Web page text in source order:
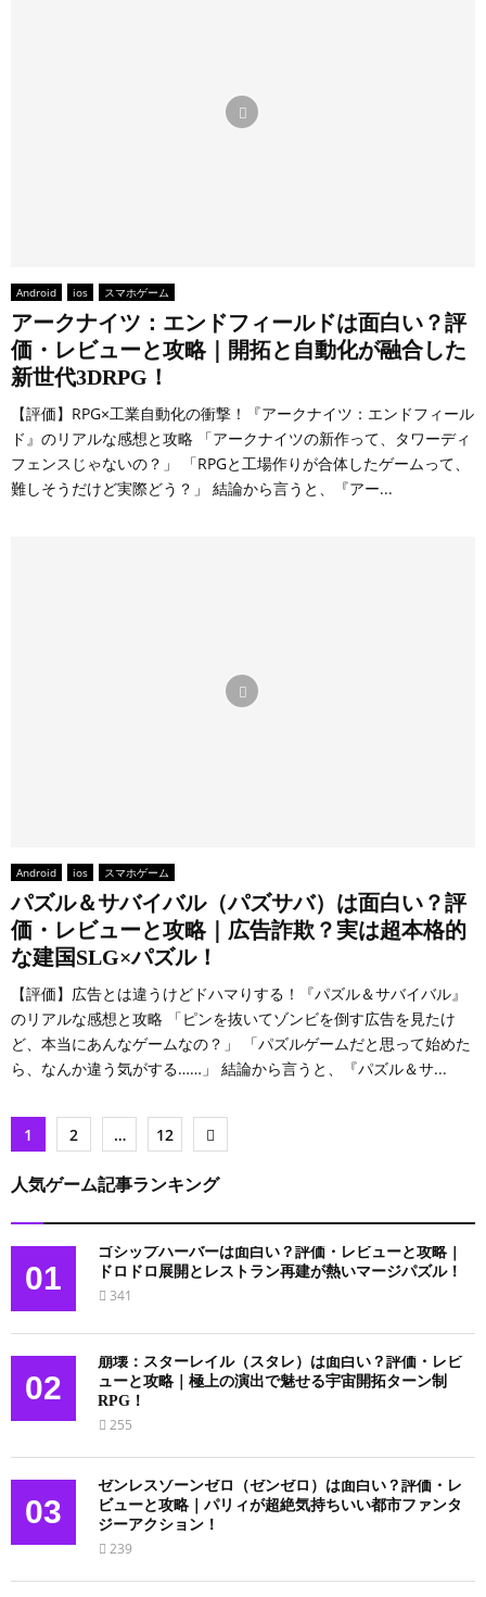
Android ios スマホゲーム
アークナイツ：エンドフィールドは面白い？評
価・レビューと攻略｜開拓と自動化が融合した
新世代3DRPG！
【評価】RPG×工業自動化の衝撃！『アークナイツ：エンドフィール
ド』のリアルな感想と攻略 「アークナイツの新作って、タワーディ
フェンスじゃないの？」 「RPGと工場作りが合体したゲームって、
難しそうだけど実際どう？」 結論から言うと、『アー...
Android ios スマホゲーム
パズル＆サバイバル（パズサバ）は面白い？評
価・レビューと攻略｜広告詐欺？実は超本格的
な建国SLG×パズル！
【評価】広告とは違うけどドハマりする！『パズル＆サバイバル』
のリアルな感想と攻略 「ピンを抜いてゾンビを倒す広告を見たけ
ど、本当にあんなゲームなの？」 「パズルゲームだと思って始めた
ら、なんか違う気がする……」 結論から言うと、『パズル＆サ...
投
稿
ペ
ー
ジ
送
り
1 2 … 12
人気ゲーム記事ランキング
01
ゴシップハーバーは面白い？評価・レビューと攻略｜
ドロドロ展開とレストラン再建が熱いマージパズル！
341
02
崩壊：スターレイル（スタレ）は面白い？評価・レビ
ューと攻略｜極上の演出で魅せる宇宙開拓ターン制
RPG！
255
03
ゼンレスゾーンゼロ（ゼンゼロ）は面白い？評価・レ
ビューと攻略｜パリィが超絶気持ちいい都市ファンタ
ジーアクション！
239